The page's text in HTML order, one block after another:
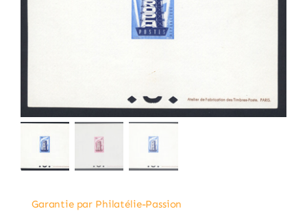
Garantie par Philatélie-Passion